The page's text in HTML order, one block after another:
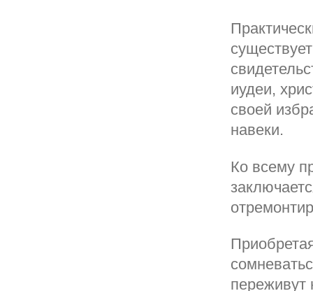
иудеи,
своей
навеки.
Ко всему
переживут